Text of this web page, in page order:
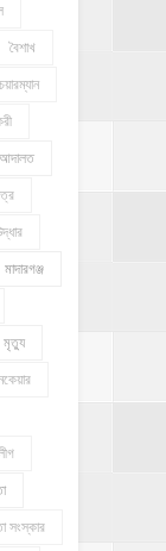
বৈশাখ
আদালত
মাদারগঞ্জ
মৃত্যু
সংস্কার